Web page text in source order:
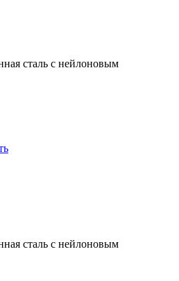
сталь с нейлоновым
сталь с нейлоновым